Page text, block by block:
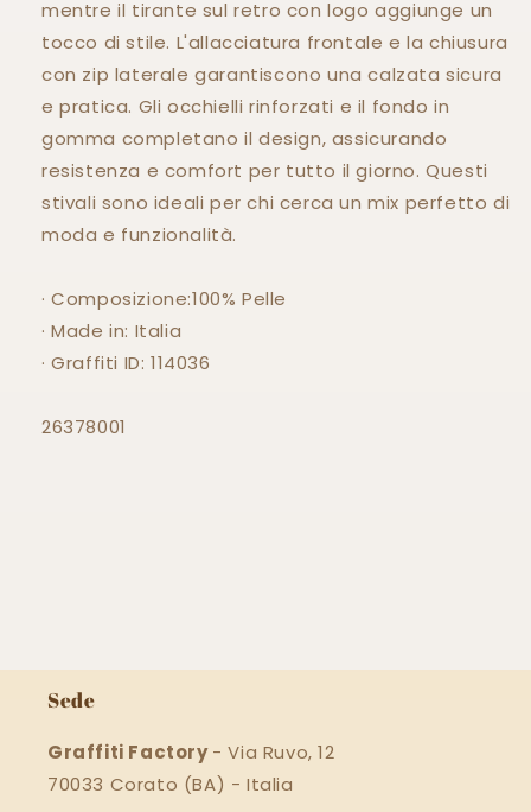
mentre il tirante sul retro con logo aggiunge un
tocco di stile. L'allacciatura frontale e la chiusura
con zip laterale garantiscono una calzata sicura
e pratica. Gli occhielli rinforzati e il fondo in
gomma completano il design, assicurando
resistenza e comfort per tutto il giorno. Questi
stivali sono ideali per chi cerca un mix perfetto di
moda e funzionalità.
· Composizione:100% Pelle
· Made in: Italia
· Graffiti ID: 114036
26378001
Sede
Graffiti Factory- Via Ruvo, 12
70033 Corato (BA) - Italia